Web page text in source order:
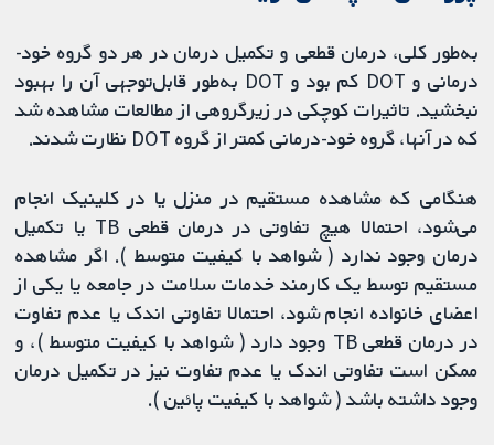
به‌طور کلی، درمان قطعی و تکمیل درمان در هر دو گروه خود-
درمانی و DOT کم بود و DOT به‌طور قابل‌توجهی آن را بهبود
نبخشید. تاثیرات کوچکی در زیرگروهی از مطالعات مشاهده شد
که در آنها، گروه خود-درمانی کمتر از گروه DOT ​​نظارت شدند.
هنگامی که مشاهده مستقیم در منزل یا در کلینیک انجام
می‌شود، احتمالا هیچ تفاوتی در درمان قطعی TB یا تکمیل
درمان وجود ندارد ( شواهد با کیفیت متوسط ). اگر مشاهده
مستقیم توسط یک کارمند خدمات سلامت در جامعه یا یکی از
اعضای خانواده انجام شود، احتمالا تفاوتی اندک یا عدم تفاوت
در درمان قطعی TB وجود دارد ( شواهد با کیفیت متوسط )، و
ممکن است تفاوتی اندک یا عدم تفاوت نیز در تکمیل درمان
وجود داشته باشد ( شواهد با کیفیت پائین ).